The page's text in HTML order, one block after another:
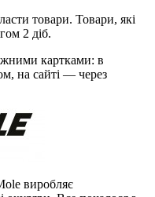
товари. Товари, які
2 діб.
картками: в
на сайті — через
виробляє